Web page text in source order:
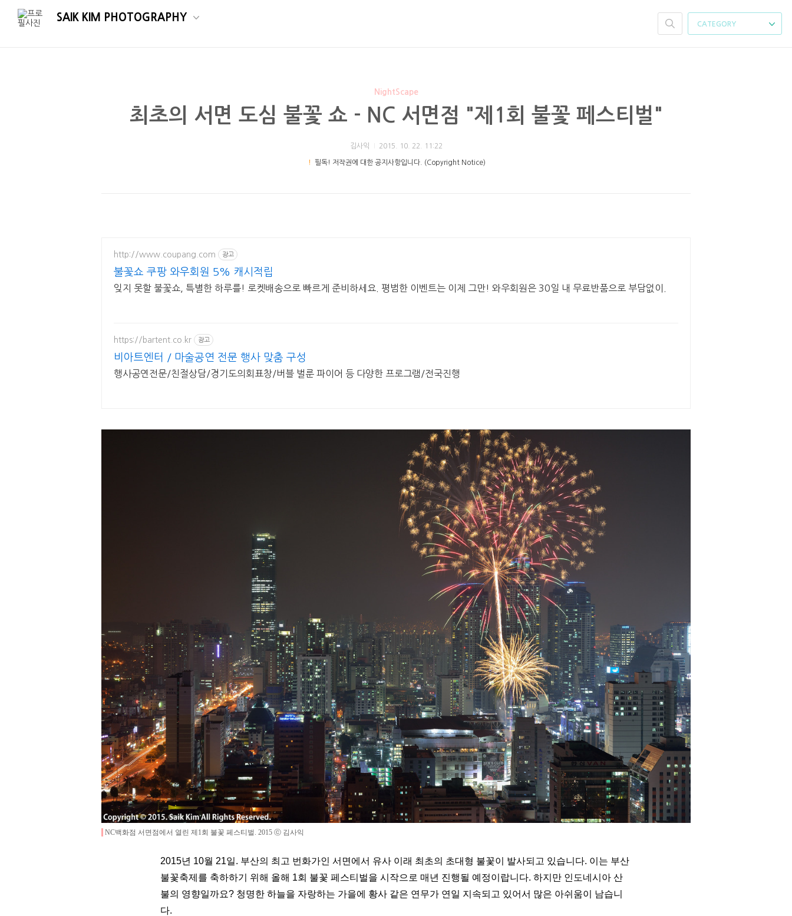
SAIK KIM PHOTOGRAPHY
CATEGORY
NightScape
최초의 서면 도심 불꽃 쇼 - NC 서면점 "제1회 불꽃 페스티벌"
김사익 2015. 10. 22. 11:22
！ 필독! 저작권에 대한 공지사항입니다. (Copyright Notice)
http://www.coupang.com 광고
불꽃쇼 쿠팡 와우회원 5% 캐시적립
잊지 못할 불꽃쇼, 특별한 하루를! 로켓배송으로 빠르게 준비하세요. 평범한 이벤트는 이제 그만! 와우회원은 30일 내 무료반품으로 부담없이.
https://bartent.co.kr 광고
비아트엔터 / 마술공연 전문 행사 맞춤 구성
행사공연전문/친절상담/경기도의회표창/버블 벌룬 파이어 등 다양한 프로그램/전국진행
NC백화점 서면점에서 열린 제1회 불꽃 페스티벌 2015 ⓒ 김사익
2015년 10월 21일. 부산의 최고 번화가인 서면에서 유사 이래 최초의 초대형 불꽃이 발사되고 있습니다. 이는 부산
불꽃축제를 축하하기 위해 올해 1회 불꽃 페스티벌을 시작으로 매년 진행될 예정이랍니다. 하지만 인도네시아 산
불의 영향일까요? 청명한 하늘을 자랑하는 가을에 황사 같은 연무가 연일 지속되고 있어서 많은 아쉬움이 남습니
다.